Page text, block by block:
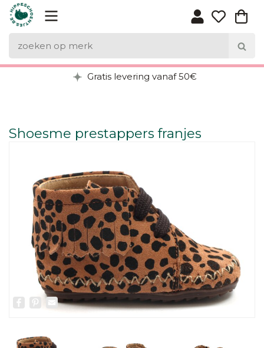
Gratis levering vanaf 50€
Shoesme prestappers franjes
Facebook
Pinterest
Email